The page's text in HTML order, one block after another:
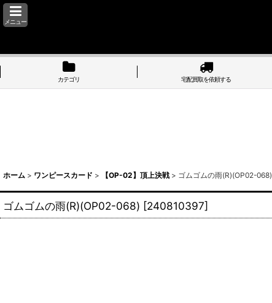
メニュー
カテゴリ 宅配買取を依頼する
ホーム > ワンピースカード > 【OP-02】頂上決戦 > ゴムゴムの雨(R)(OP02-068)
ゴムゴムの雨(R)(OP02-068) [240810397]